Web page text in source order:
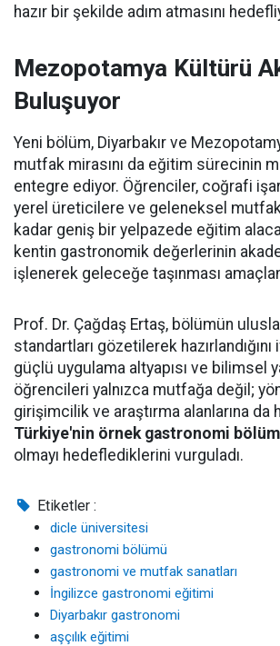
hazır bir şekilde adım atmasını
Mezopotamya Kültürü
Buluşuyor
Yeni bölüm, Diyarbakır ve
mutfak mirasını da eğitim sürecinin
entegre ediyor. Öğrenciler, coğrafi
yerel üreticilere ve geleneksel
kadar geniş bir yelpazede eğitim
kentin gastronomik değerlerinin
işlenerek geleceğe taşınması
Prof. Dr. Çağdaş Ertaş, bölümün
standartları gözetilerek
güçlü uygulama altyapısı ve bilimsel
öğrencileri yalnızca mutfağa değil;
girişimcilik ve araştırma alanlarına da
Türkiye'nin örnek gastronomi
olmayı hedeflediklerini vurguladı.
Etiketler :
dicle üniversitesi
gastronomi bölümü
gastronomi ve mutfak sanatları
İngilizce gastronomi eğitimi
Diyarbakır gastronomi
aşçılık eğitimi